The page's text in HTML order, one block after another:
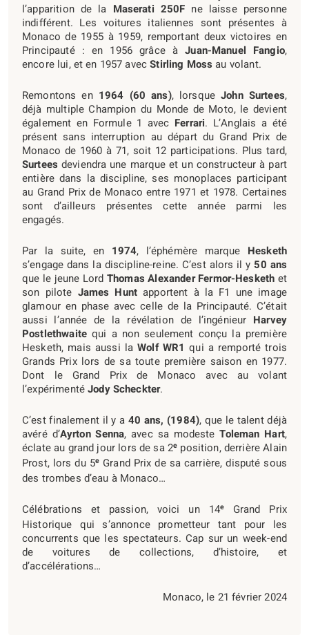
l’apparition de la Maserati 250F ne laisse personne
indifférent. Les voitures italiennes sont présentes à
Monaco de 1955 à 1959, remportant deux victoires en
Principauté : en 1956 grâce àJuan-Manuel Fangio,
encore lui, et en 1957 avecStirling Mossau volant.
Remontons en 1964 (60 ans), lorsqueJohn Surtees,
déjà multiple Champion du Monde de Moto, le devient
également en Formule 1 avec Ferrari. L’Anglais a été
présent sans interruption au départ du Grand Prix de
Monaco de 1960 à 71, soit 12 participations. Plus tard,
Surtees deviendra une marque et un constructeur à part
entière dans la discipline, ses monoplaces participant
au Grand Prix de Monaco entre 1971 et 1978. Certaines
sont d’ailleurs présentes cette année parmi les
engagés.
Par la suite, en 1974, l’éphémère marque Hesketh
s’engage dans la discipline-reine. C’est alors il y50 ans
que le jeune Lord Thomas Alexander Fermor-Hesketh et
son pilote James Hunt apportent à la F1 une image
glamour en phase avec celle de la Principauté. C’était
aussi l’année de la révélation de l’ingénieur Harvey
Postlethwaitequi a non seulement conçu la première
Hesketh, mais aussi laWolf WR1 qui a remporté trois
Grands Prix lors de sa toute première saison en 1977.
Dont le Grand Prix de Monaco avec au volant
l’expérimentéJody Scheckter.
C’est finalement il y a 40 ans, (1984), que le talent déjà
avéré d’Ayrton Senna, avec sa modesteToleman Hart,
éclate au grand jour lors de sa 2e position, derrière Alain
Prost, lors du 5e Grand Prix de sa carrière, disputé sous
des trombes d’eau à Monaco…
Célébrations et passion, voici un 14eGrand Prix
Historique qui s’annonce prometteur tant pour les
concurrents que les spectateurs. Cap sur un week-end
de voitures de collections, d’histoire, et
d’accélérations…
Monaco, le 21 février 2024